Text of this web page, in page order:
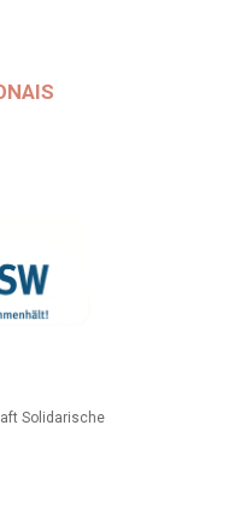
Solidarische